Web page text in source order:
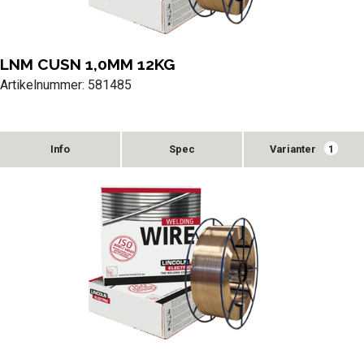
LNM CUSN 1,0MM 12KG
Artikelnummer: 581485
Varianter 1